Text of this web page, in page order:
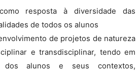
resposta à diversidade das
de todos os alunos
de projetos de natureza
e transdisciplinar, tendo em
dos alunos e seus contextos,